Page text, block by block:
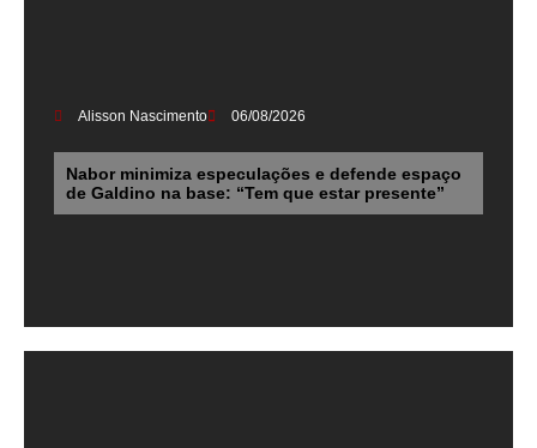
Alisson Nascimento 06/08/2026
Nabor minimiza especulações e defende espaço
de Galdino na base: “Tem que estar presente”